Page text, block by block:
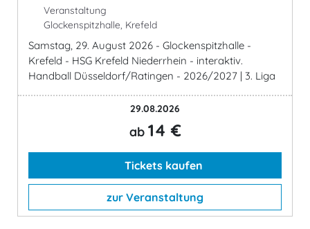
Veranstaltung
Glockenspitzhalle, Krefeld
Samstag, 29. August 2026 - Glockenspitzhalle -
Krefeld - HSG Krefeld Niederrhein - interaktiv.
Handball Düsseldorf/Ratingen - 2026/2027 | 3. Liga
29.08.2026
ab 14 €
Tickets kaufen
zur Veranstaltung